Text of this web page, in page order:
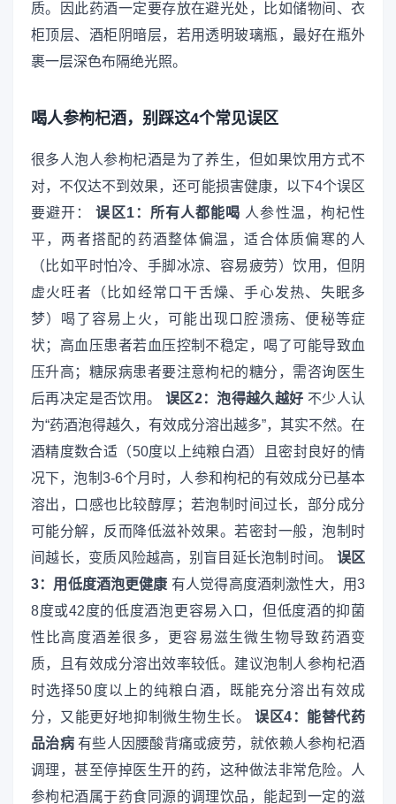
质。因此药酒一定要存放在避光处，比如储物间、衣
柜顶层、酒柜阴暗层，若用透明玻璃瓶，最好在瓶外
裹一层深色布隔绝光照。
喝人参枸杞酒，别踩这4个常见误区
很多人泡人参枸杞酒是为了养生，但如果饮用方式不
对，不仅达不到效果，还可能损害健康，以下4个误区
要避开：误区1：所有人都能喝 人参性温，枸杞性
平，两者搭配的药酒整体偏温，适合体质偏寒的人
（比如平时怕冷、手脚冰凉、容易疲劳）饮用，但阴
虚火旺者（比如经常口干舌燥、手心发热、失眠多
梦）喝了容易上火，可能出现口腔溃疡、便秘等症
状；高血压患者若血压控制不稳定，喝了可能导致血
压升高；糖尿病患者要注意枸杞的糖分，需咨询医生
后再决定是否饮用。 误区2：泡得越久越好 不少人认
为“药酒泡得越久，有效成分溶出越多”，其实不然。在
酒精度数合适（50度以上纯粮白酒）且密封良好的情
况下，泡制3-6个月时，人参和枸杞的有效成分已基本
溶出，口感也比较醇厚；若泡制时间过长，部分成分
可能分解，反而降低滋补效果。若密封一般，泡制时
间越长，变质风险越高，别盲目延长泡制时间。 误区
3：用低度酒泡更健康 有人觉得高度酒刺激性大，用3
8度或42度的低度酒泡更容易入口，但低度酒的抑菌
性比高度酒差很多，更容易滋生微生物导致药酒变
质，且有效成分溶出效率较低。建议泡制人参枸杞酒
时选择50度以上的纯粮白酒，既能充分溶出有效成
分，又能更好地抑制微生物生长。误区4：能替代药
品治病有些人因腰酸背痛或疲劳，就依赖人参枸杞酒
调理，甚至停掉医生开的药，这种做法非常危险。人
参枸杞酒属于药食同源的调理饮品，能起到一定的滋